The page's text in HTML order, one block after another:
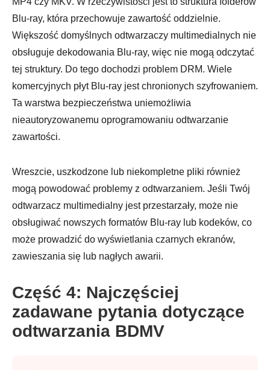
Krok 3.
Blu-ray, która przechowuje zawartość oddzielnie.
Większość domyślnych odtwarzaczy multimedialnych nie
obsługuje dekodowania Blu-ray, więc nie mogą odczytać
tej struktury. Do tego dochodzi problem DRM. Wiele
komercyjnych płyt Blu-ray jest chronionych szyfrowaniem.
Ta warstwa bezpieczeństwa uniemożliwia
nieautoryzowanemu oprogramowaniu odtwarzanie
zawartości.
Wreszcie, uszkodzone lub niekompletne pliki również
mogą powodować problemy z odtwarzaniem. Jeśli Twój
odtwarzacz multimedialny jest przestarzały, może nie
obsługiwać nowszych formatów Blu-ray lub kodeków, co
może prowadzić do wyświetlania czarnych ekranów,
zawieszania się lub nagłych awarii.
Część 4: Najczęściej
zadawane pytania dotyczące
odtwarzania BDMV